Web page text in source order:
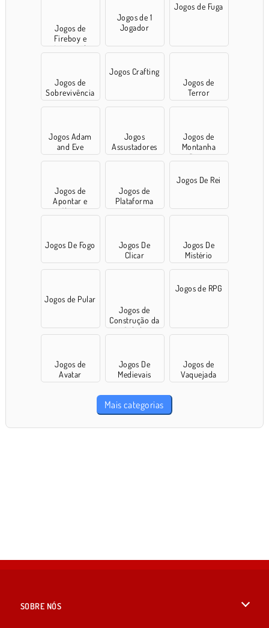
Jogos de
Fireboy e
Watergirl
Jogos de 1
Jogador
Jogos de Fuga
Jogos de
Sobrevivência
Jogos Crafting
Jogos de
Terror
Jogos Adam
and Eve
Jogos
Assustadores
Jogos de
Montanha
Russa
Jogos de
Apontar e
Clicar
Jogos de
Plataforma
Jogos De Rei
Jogos De Fogo
Jogos De
Clicar
Jogos De
Mistério
Jogos de Pular
Jogos de
Construção da
Cidade
Jogos de RPG
Jogos de
Avatar
Jogos De
Medievais
Jogos de
Vaquejada
Mais categorias
SOBRE NÓS